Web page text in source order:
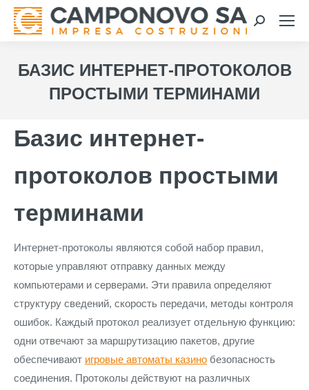
Search:
БАЗИС ИНТЕРНЕТ-ПРОТОКОЛОВ
ПРОСТЫМИ ТЕРМИНАМИ
Базис интернет-
протоколов простыми
терминами
Интернет-протоколы являются собой набор правил,
которые управляют отправку данных между
компьютерами и серверами. Эти правила определяют
структуру сведений, скорость передачи, методы контроля
ошибок. Каждый протокол реализует отдельную функцию:
одни отвечают за маршрутизацию пакетов, другие
обеспечивают игровые автоматы казино безопасность
соединения. Протоколы действуют на различных